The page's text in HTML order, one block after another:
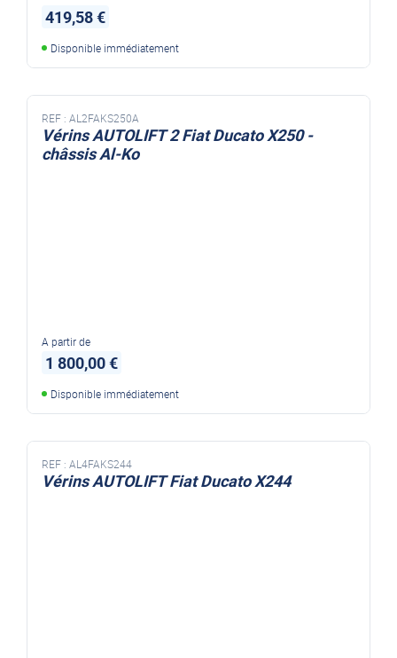
419,58 €
Disponible immédiatement
REF : AL2FAKS250A
Vérins AUTOLIFT 2 Fiat Ducato X250 -
châssis Al-Ko
A partir de
1 800,00 €
Disponible immédiatement
REF : AL4FAKS244
Vérins AUTOLIFT Fiat Ducato X244